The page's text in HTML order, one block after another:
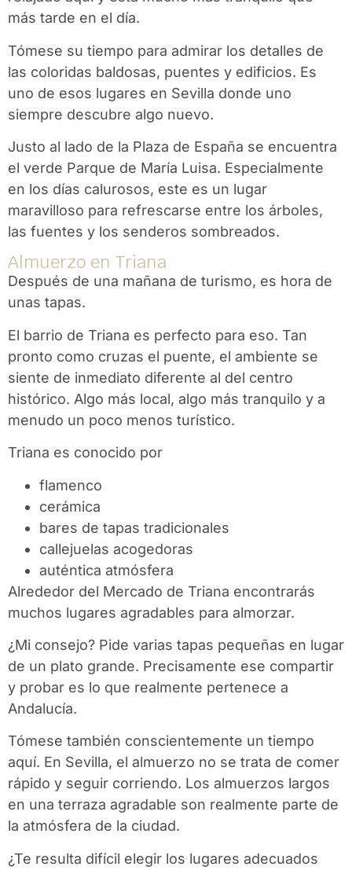
más tarde en el día.
Tómese su tiempo para admirar los detalles de
las coloridas baldosas, puentes y edificios. Es
uno de esos lugares en Sevilla donde uno
siempre descubre algo nuevo.
Justo al lado de la Plaza de España se encuentra
el verde Parque de María Luisa. Especialmente
en los días calurosos, este es un lugar
maravilloso para refrescarse entre los árboles,
las fuentes y los senderos sombreados.
Almuerzo en Triana
Después de una mañana de turismo, es hora de
unas tapas.
El barrio de Triana es perfecto para eso. Tan
pronto como cruzas el puente, el ambiente se
siente de inmediato diferente al del centro
histórico. Algo más local, algo más tranquilo y a
menudo un poco menos turístico.
Triana es conocido por
flamenco
cerámica
bares de tapas tradicionales
callejuelas acogedoras
auténtica atmósfera
Alrededor del Mercado de Triana encontrarás
muchos lugares agradables para almorzar.
¿Mi consejo? Pide varias tapas pequeñas en lugar
de un plato grande. Precisamente ese compartir
y probar es lo que realmente pertenece a
Andalucía.
Tómese también conscientemente un tiempo
aquí. En Sevilla, el almuerzo no se trata de comer
rápido y seguir corriendo. Los almuerzos largos
en una terraza agradable son realmente parte de
la atmósfera de la ciudad.
¿Te resulta difícil elegir los lugares adecuados